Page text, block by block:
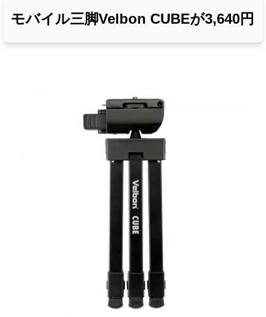
モバイル三脚Velbon CUBEが3,640円